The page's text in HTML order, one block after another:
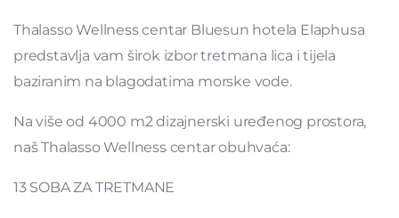
Thalasso Wellness centar Bluesun hotela Elaphusa
predstavlja vam širok izbor tretmana lica i tijela
baziranim na blagodatima morske vode.
Na više od 4000 m2 dizajnerski uređenog prostora,
naš Thalasso Wellness centar obuhvaća:
13 SOBA ZA TRETMANE